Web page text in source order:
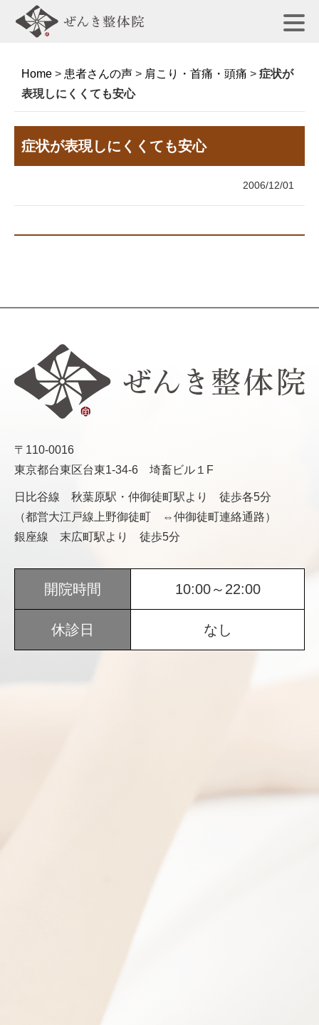
Home > 患者さんの声 > 肩こり・首痛・頭痛 > 症状が
表現しにくくても安心
症状が表現しにくくても安心
2006/12/01
〒110-0016
東京都台東区台東1-34-6 埼畜ビル１F
日比谷線 秋葉原駅・仲御徒町駅より 徒歩各5分
（都営大江戸線上野御徒町 ⇔仲御徒町連絡通路）
銀座線 末広町駅より 徒歩5分
開院時間 10:00～22:00
休診日 なし